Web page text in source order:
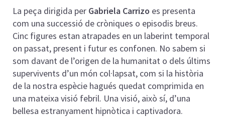
La peça dirigida per Gabriela Carrizo es presenta
com una successió de cròniques o episodis breus.
Cinc figures estan atrapades en un laberint temporal
on passat, present i futur es confonen. No sabem si
som davant de l’origen de la humanitat o dels últims
supervivents d’un món col·lapsat, com si la història
de la nostra espècie hagués quedat comprimida en
una mateixa visió febril. Una visió, això sí, d’una
bellesa estranyament hipnòtica i captivadora.